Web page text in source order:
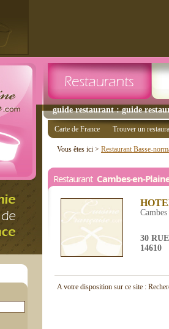
guide restaurant : guide
Carte de France Trouver un
Vous êtes ici > Restaurant Basse-
Restaurant Cambes-en-
30
14610
A votre disposition sur ce site :